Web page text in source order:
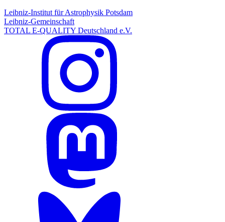
Leibniz-Institut für Astrophysik Potsdam
Leibniz-Gemeinschaft
TOTAL E-QUALITY Deutschland e.V.